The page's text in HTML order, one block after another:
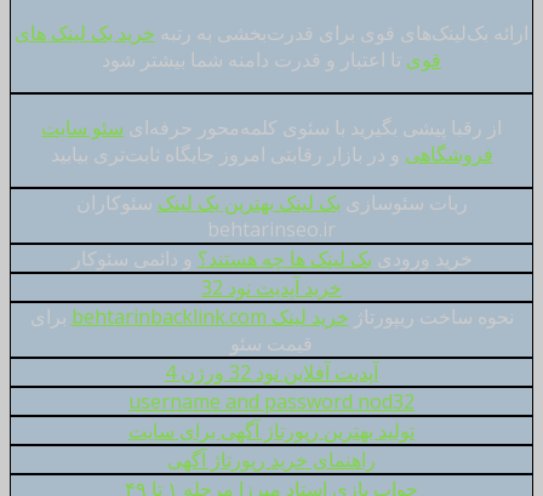
ارائه بک‌لینک‌های قوی برای قدرت‌بخشی به رتبه خرید بک لینک های
قوی تا اعتبار و قدرت دامنه شما بیشتر شود
از رقبا پیشی بگیرید با سئوی کلمه‌محور حرفه‌ای سئو سایت
فروشگاهی و در بازار رقابتی امروز جایگاه ثابت‌تری بیابید
ربات سئوسازی بک لینک بهترین بک لینک سئوکاران
behtarinseo.ir
خرید ورودی بک لینک ها چه هستند؟ و دائمی سئوکار
خرید آپدیت نود 32
نحوه ساخت ریپورتاژ خرید لینک behtarinbacklink.com
برای
قیمت سئو
آپدیت آفلاین نود 32 ورژن 4
username and password nod32
تولید بهترین رپورتاژ آگهی برای سایت
راهنمای خرید رپورتاژ آگهی
جواب بازی استاد میرزا مرحله ۱ تا ۴۹